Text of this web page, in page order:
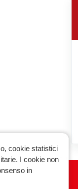
cookie statistici
I cookie non
in